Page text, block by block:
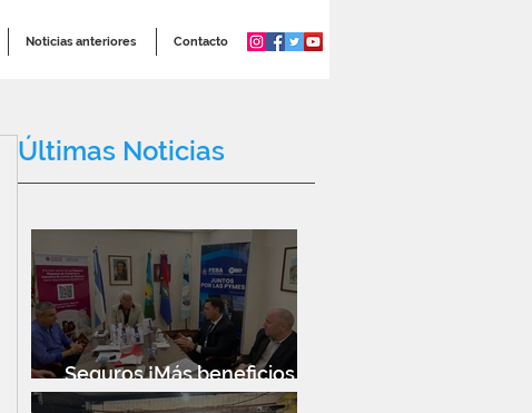
Noticias anteriores Contacto
Últimas Noticias
Seguros ¡Más beneficios
para socios!